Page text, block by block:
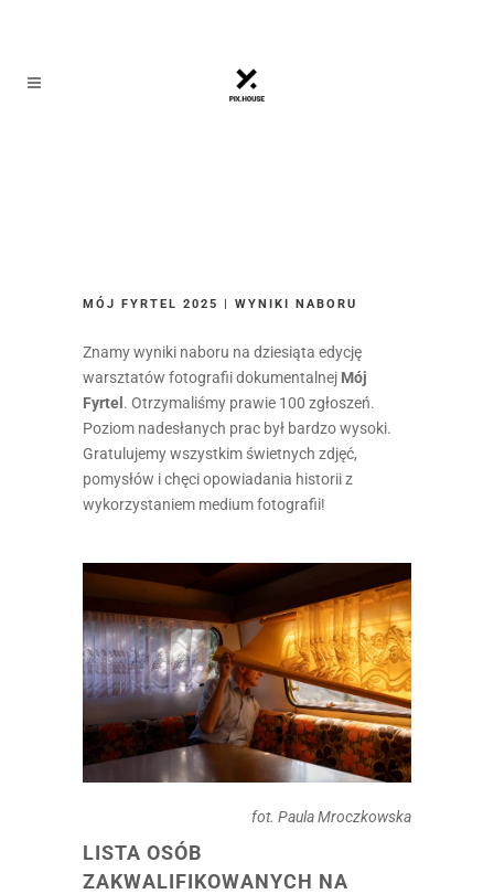
MÓJ FYRTEL 2025 | WYNIKI NABORU
Znamy wyniki naboru na dziesiąta edycję
warsztatów fotografii dokumentalnej Mój
Fyrtel . Otrzymaliśmy prawie 100 zgłoszeń.
Poziom nadesłanych prac był bardzo wysoki.
Gratulujemy wszystkim świetnych zdjęć,
pomysłów i chęci opowiadania historii z
wykorzystaniem medium fotografii!
fot. Paula Mroczkowska
LISTA OSÓB
ZAKWALIFIKOWANYCH NA